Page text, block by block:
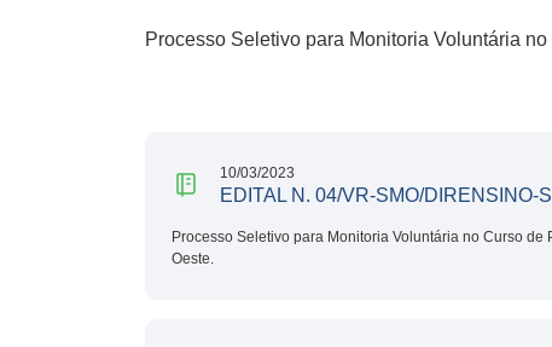
Processo Seletivo para Monitoria Voluntária
10/03/2023
EDITAL N. 04/VR-SMO/DIRENSINO-
Processo Seletivo para Monitoria Voluntária no Curso
Oeste.